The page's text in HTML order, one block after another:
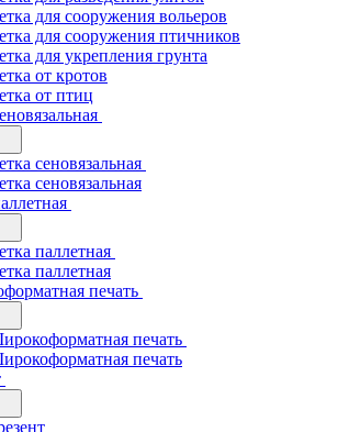
для сооружения вольеров
для сооружения птичников
для укрепления грунта
от кротов
от птиц
сеновязальная
сеновязальная
паллетная
паллетная
печать
печать
печать